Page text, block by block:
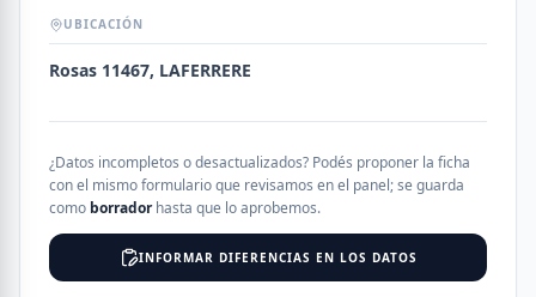
UBICACIÓN
Rosas 11467, LAFERRERE
¿Datos incompletos o desactualizados? Podés proponer la ficha
con el mismo formulario que revisamos en el panel; se guarda
como borradorhasta que lo aprobemos.
INFORMAR DIFERENCIAS EN LOS DATOS